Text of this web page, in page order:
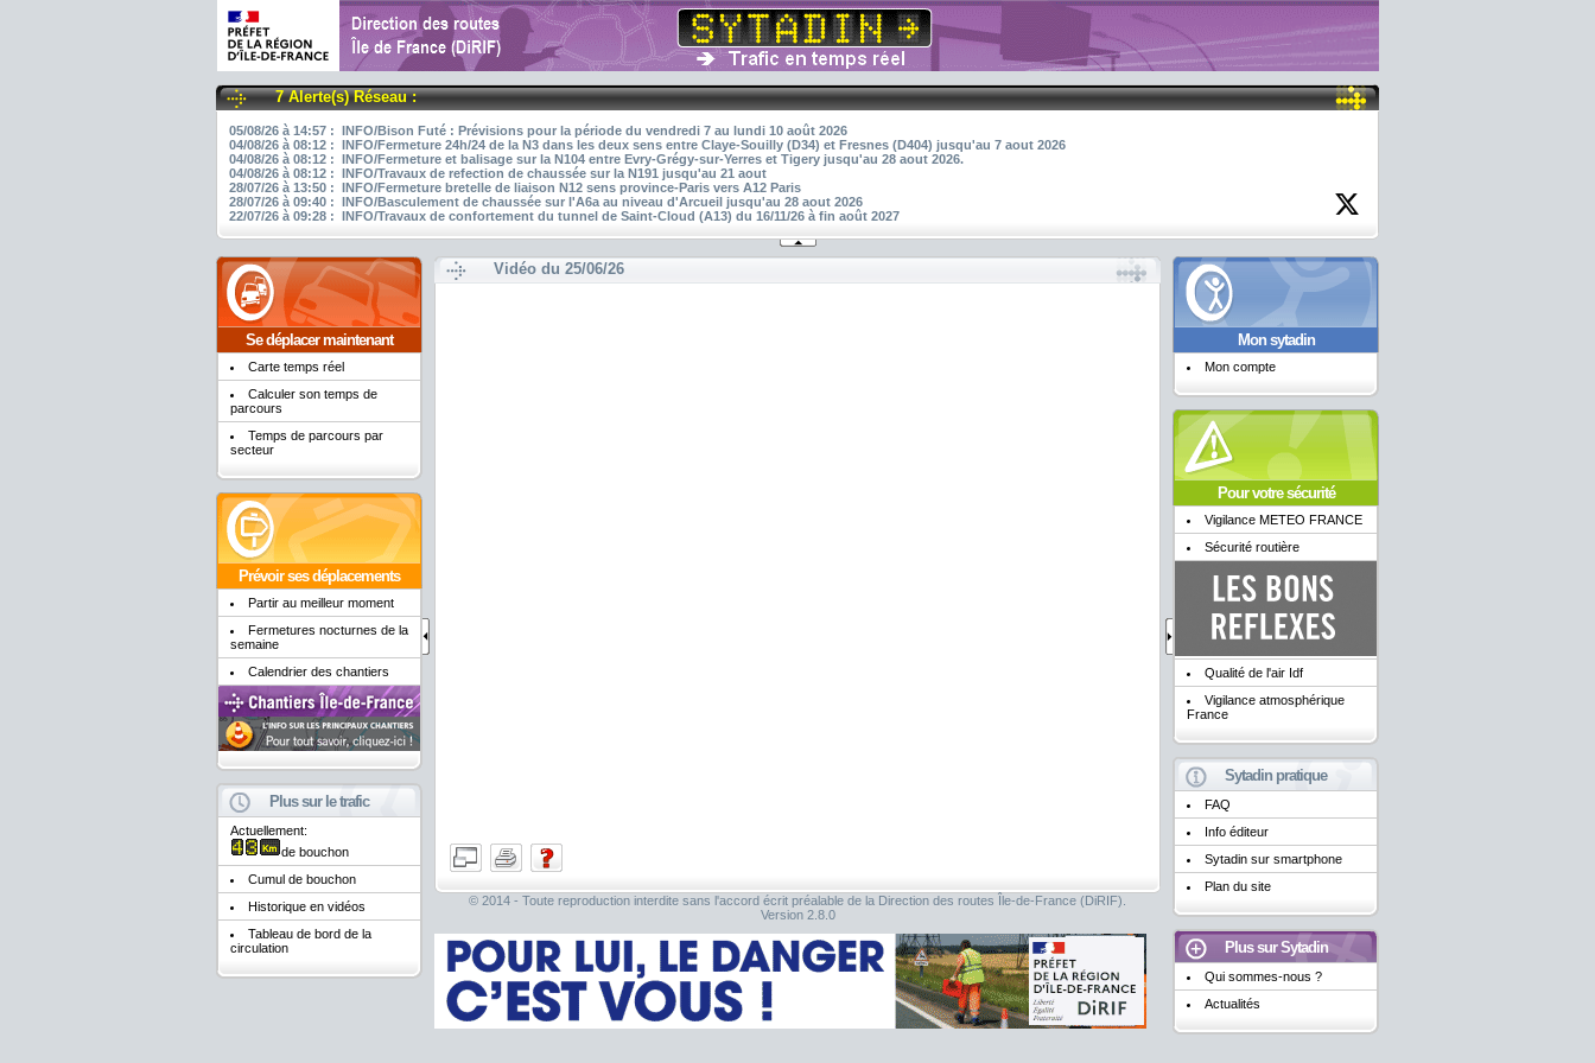
7 Alerte(s) Réseau :
05/08/26 à 14:57 : INFO/Bison Futé : Prévisions pour la période du vendredi 7 au lundi 10 août 2026
04/08/26 à 08:12 : INFO/Fermeture 24h/24 de la N3 dans les deux sens entre Claye-Souilly (D34) et Fresnes (D404) jusqu'au 7 aout 2026
04/08/26 à 08:12 : INFO/Fermeture et balisage sur la N104 entre Evry-Grégy-sur-Yerres et Tigery jusqu'au 28 aout 2026.
04/08/26 à 08:12 : INFO/Travaux de refection de chaussée sur la N191 jusqu'au 21 aout
28/07/26 à 13:50 : INFO/Fermeture bretelle de liaison N12 sens province-Paris vers A12 Paris
28/07/26 à 09:40 : INFO/Basculement de chaussée sur l'A6a au niveau d'Arcueil jusqu'au 28 aout 2026
22/07/26 à 09:28 : INFO/Travaux de confortement du tunnel de Saint-Cloud (A13) du 16/11/26 à fin août 2027
Se déplacer maintenant
Carte temps réel
Calculer son temps de
parcours
Temps de parcours par
secteur
Prévoir ses déplacements
Partir au meilleur moment
Fermetures nocturnes de la
semaine
Calendrier des chantiers
Plus sur le trafic
Actuellement:
de bouchon
Cumul de bouchon
Historique en vidéos
Tableau de bord de la
circulation
Mon sytadin
Mon compte
Pour votre sécurité
Vigilance METEO FRANCE
Sécurité routière
Qualité de l'air Idf
Vigilance atmosphérique
France
Sytadin pratique
FAQ
Info éditeur
Sytadin sur smartphone
Plan du site
Plus sur Sytadin
Qui sommes-nous ?
Actualités
Vidéo du 25/06/26
© 2014 - Toute reproduction interdite sans l'accord écrit préalable de la Direction des routes Île-de-France (DiRIF).
Version 2.8.0